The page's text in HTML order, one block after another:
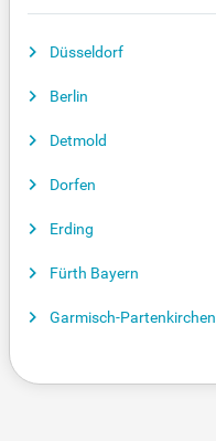
Düsseldorf
Berlin
Detmold
Dorfen
Erding
Fürth Bayern
Garmisch-Partenkirchen